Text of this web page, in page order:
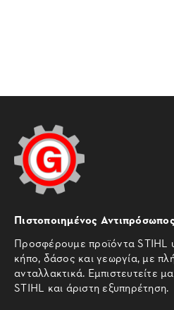
Πιστοποιημένος
Προσφέρουμε προϊόντα STIHL
κήπο, δάσος και γεωργία, με
ανταλλακτικά. Εμπιστευτείτε
STIHL και άριστη εξυπηρέτηση.